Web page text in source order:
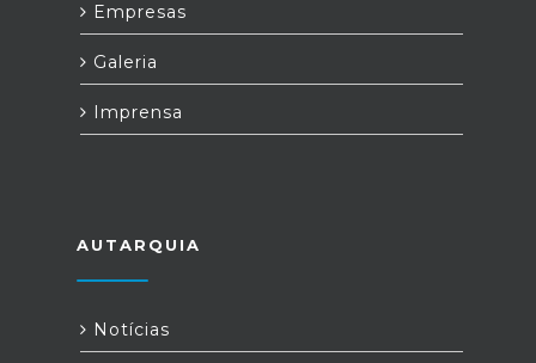
Empresas
Galeria
Imprensa
AUTARQUIA
Notícias